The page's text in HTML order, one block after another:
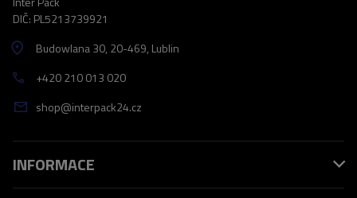
DIČ: PL5213739921
Budowlana 30, 20-469, Lublin
+420 210 013 020
shop@interpack24.cz
INFORMACE